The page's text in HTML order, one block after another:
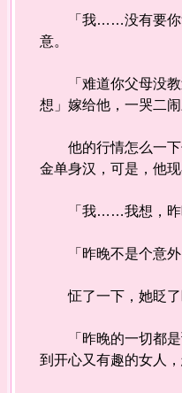
「我……没有要你负
意。
「难道你父母没教
想」嫁给他，一哭二
他的行情怎么一下
金单身汉，可是，他
「我……我想，昨晚
「昨晚不是个意外
怔了一下，她眨了
「昨晚的一切都是
到开心又有趣的女人